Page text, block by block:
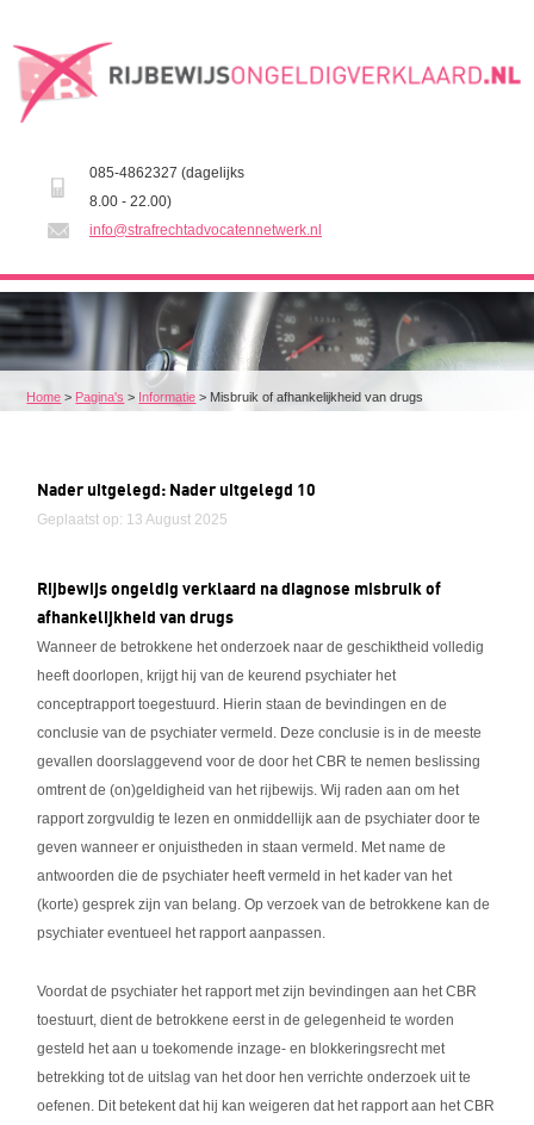
085-4862327 (dagelijks
8.00 - 22.00)
info@strafrechtadvocatennetwerk.nl
Home > Pagina's > Informatie > Misbruik of afhankelijkheid van drugs
Nader uitgelegd: Nader uitgelegd 10
Geplaatst op: 13 August 2025
Rijbewijs ongeldig verklaard na diagnose misbruik of
afhankelijkheid van drugs
Wanneer de betrokkene het onderzoek naar de geschiktheid volledig
heeft doorlopen, krijgt hij van de keurend psychiater het
conceptrapport toegestuurd. Hierin staan de bevindingen en de
conclusie van de psychiater vermeld. Deze conclusie is in de meeste
gevallen doorslaggevend voor de door het CBR te nemen beslissing
omtrent de (on)geldigheid van het rijbewijs. Wij raden aan om het
rapport zorgvuldig te lezen en onmiddellijk aan de psychiater door te
geven wanneer er onjuistheden in staan vermeld. Met name de
antwoorden die de psychiater heeft vermeld in het kader van het
(korte) gesprek zijn van belang. Op verzoek van de betrokkene kan de
psychiater eventueel het rapport aanpassen.
Voordat de psychiater het rapport met zijn bevindingen aan het CBR
toestuurt, dient de betrokkene eerst in de gelegenheid te worden
gesteld het aan u toekomende inzage- en blokkeringsrecht met
betrekking tot de uitslag van het door hen verrichte onderzoek uit te
oefenen. Dit betekent dat hij kan weigeren dat het rapport aan het CBR